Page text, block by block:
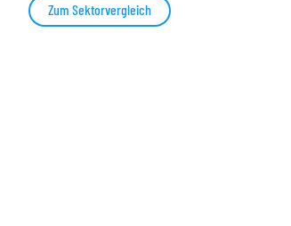
Zum Sektorvergleich